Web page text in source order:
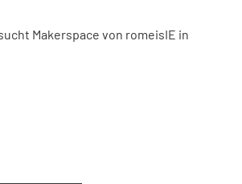
Makerspace von romeisIE in